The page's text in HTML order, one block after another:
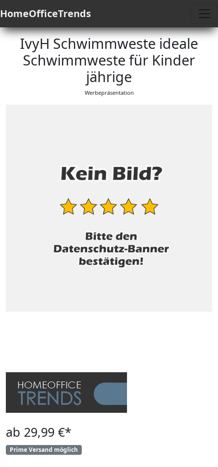
HomeOfficeTrends
IvyH Schwimmweste ideale
Schwimmweste für Kinder
jährige
Werbepräsentation
ab 29,99 €*
Prime Versand möglich